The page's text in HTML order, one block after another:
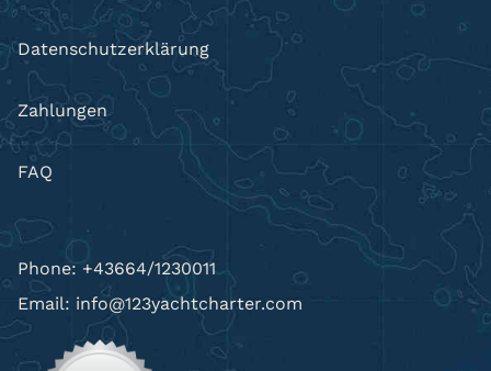
Datenschutzerklärung
Zahlungen
FAQ
Phone: +43664/1230011
Email: info@123yachtcharter.com